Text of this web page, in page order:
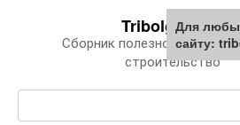
Tribolgarki.ru
Сборник полезной
строительство
Для
сайту: